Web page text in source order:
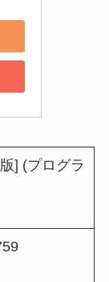
] (プログラ